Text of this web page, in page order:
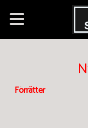
Förrätter